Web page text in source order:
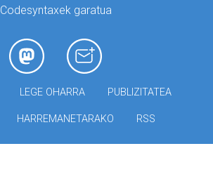
Codesyntaxek garatua
LEGE OHARRA PUBLIZITATEA
HARREMANETARAKO RSS